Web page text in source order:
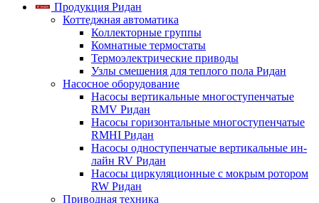
Продукция Ридан
Коттеджная автоматика
Коллекторные группы
Комнатные термостаты
Термоэлектрические приводы
Узлы смешения для теплого пола Ридан
Насосное оборудование
Насосы вертикальные многоступенчатые
RMV Ридан
Насосы горизонтальные многоступенчатые
RMHI Ридан
Насосы одноступенчатые вертикальные ин-
лайн RV Ридан
Насосы циркуляционные с мокрым ротором
RW Ридан
Приводная техника